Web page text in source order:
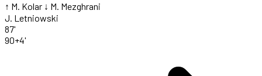
↑ M. Kolar ↓ M. Mezghrani
J. Letniowski
87'
90+4'